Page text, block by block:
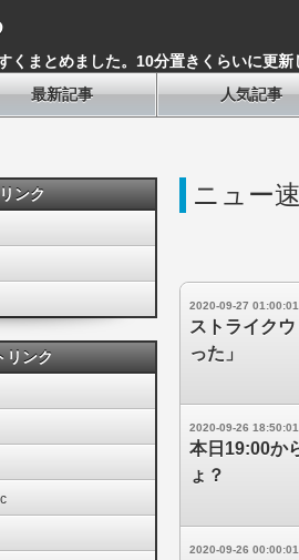
くまとめました。10分置きくらいに更新
最新記事
人気記事
ニュー
2020-09-27 01:00:01
ストライク
った」
2020-09-26 18:50:01
本日19:00か
ょ？
2020-09-26 00:00:01
ンク
リンク